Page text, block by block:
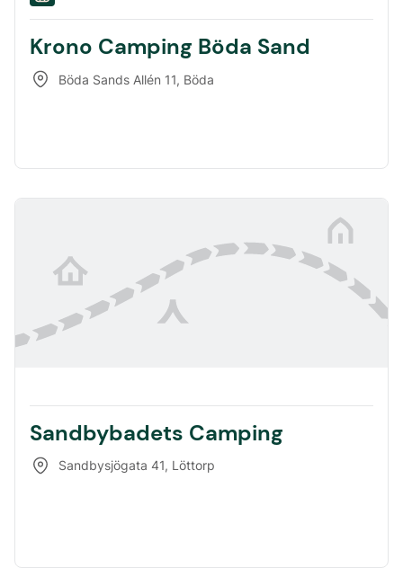
Krono Camping Böda Sand
Böda Sands Allén 11, Böda
Sandbybadets Camping
Sandbysjögata 41, Löttorp